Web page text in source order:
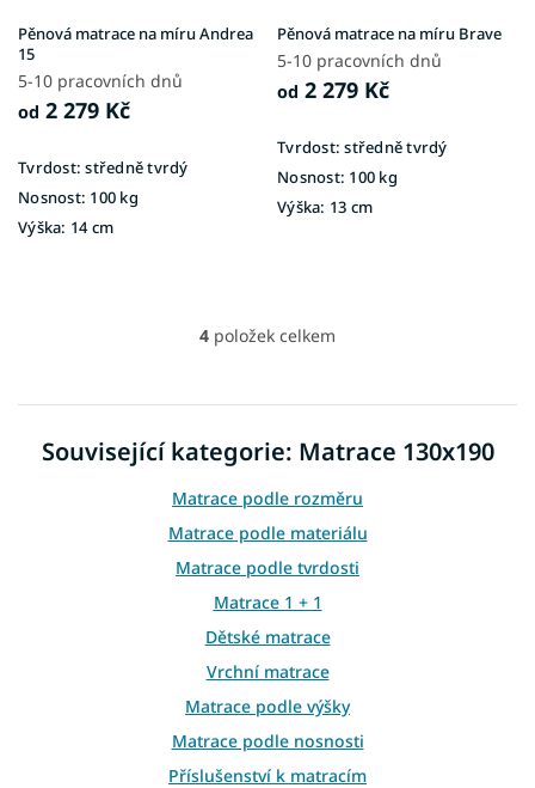
Pěnová matrace na míru Andrea
15
5-10 pracovních dnů
od 2 279 Kč
Tvrdost: středně tvrdý
Nosnost: 100 kg
Výška: 14 cm
Pěnová matrace na míru Brave
5-10 pracovních dnů
od 2 279 Kč
Tvrdost: středně tvrdý
Nosnost: 100 kg
Výška: 13 cm
O
á
d
a
í
p
r
v
k
y
v
ý
p
i
s
u
4 položek celkem
Související kategorie: Matrace 130x190
Matrace podle rozměru
Matrace podle materiálu
Matrace podle tvrdosti
Matrace 1 + 1
Dětské matrace
Vrchní matrace
Matrace podle výšky
Matrace podle nosnosti
Příslušenství k matracím